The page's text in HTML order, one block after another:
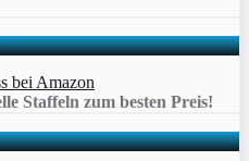
Staffeln zum besten Preis!